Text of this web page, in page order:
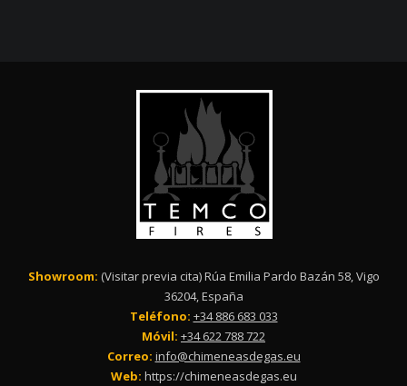
Showroom: (Visitar previa cita) Rúa Emilia Pardo Bazán 58, Vigo
36204, España
Teléfono: +34 886 683 033
Móvil: +34 622 788 722
Correo: info@chimeneasdegas.eu
Web: https://chimeneasdegas.eu